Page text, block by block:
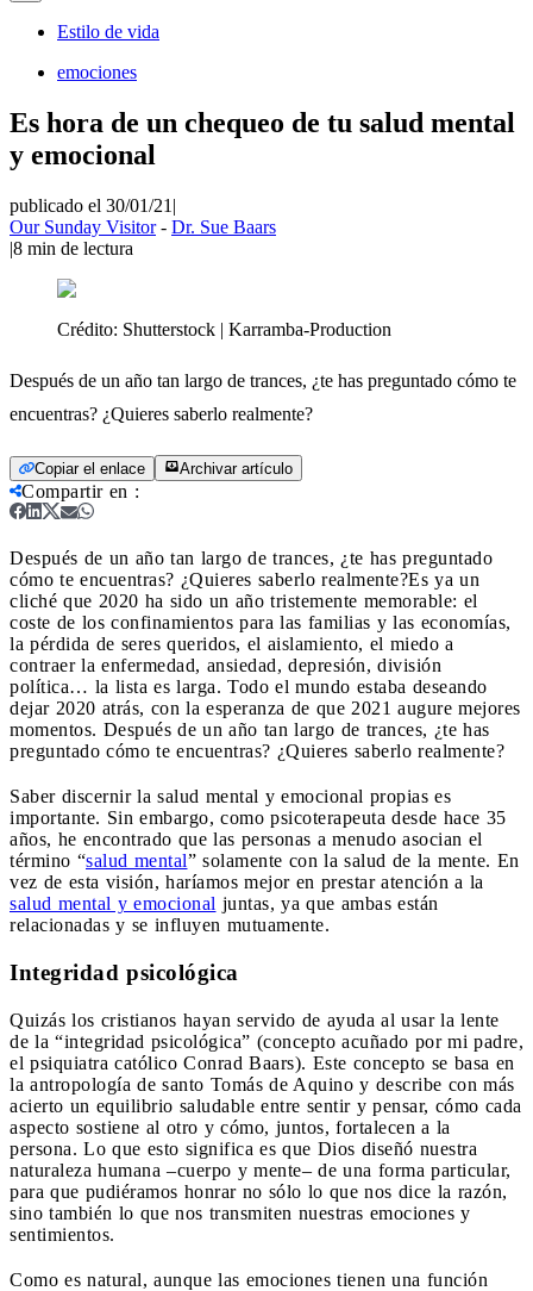
Estilo de vida
emociones
Es hora de un chequeo de tu salud mental
y emocional
publicado el 30/01/21 |
Our Sunday Visitor- Dr. Sue Baars
|8 min de lectura
Crédito: Shutterstock | Karramba-Production
Después de un año tan largo de trances, ¿te has preguntado cómo te
encuentras? ¿Quieres saberlo realmente?
Copiar el enlace Archivar artículo
Compartir en :
Después de un año tan largo de trances, ¿te has preguntado
cómo te encuentras? ¿Quieres saberlo realmente?Es ya un
cliché que 2020 ha sido un año tristemente memorable: el
coste de los confinamientos para las familias y las economías,
la pérdida de seres queridos, el aislamiento, el miedo a
contraer la enfermedad, ansiedad, depresión, división
política… la lista es larga. Todo el mundo estaba deseando
dejar 2020 atrás, con la esperanza de que 2021 augure mejores
momentos. Después de un año tan largo de trances, ¿te has
preguntado cómo te encuentras? ¿Quieres saberlo realmente?
Saber discernir la salud mental y emocional propias es
importante. Sin embargo, como psicoterapeuta desde hace 35
años, he encontrado que las personas a menudo asocian el
término “salud mental” solamente con la salud de la mente. En
vez de esta visión, haríamos mejor en prestar atención a la
salud mental y emocional juntas, ya que ambas están
relacionadas y se influyen mutuamente.
Integridad psicológica
Quizás los cristianos hayan servido de ayuda al usar la lente
de la “integridad psicológica” (concepto acuñado por mi padre,
el psiquiatra católico Conrad Baars). Este concepto se basa en
la antropología de santo Tomás de Aquino y describe con más
acierto un equilibrio saludable entre sentir y pensar, cómo cada
aspecto sostiene al otro y cómo, juntos, fortalecen a la
persona. Lo que esto significa es que Dios diseñó nuestra
naturaleza humana –cuerpo y mente– de una forma particular,
para que pudiéramos honrar no sólo lo que nos dice la razón,
sino también lo que nos transmiten nuestras emociones y
sentimientos.
Como es natural, aunque las emociones tienen una función